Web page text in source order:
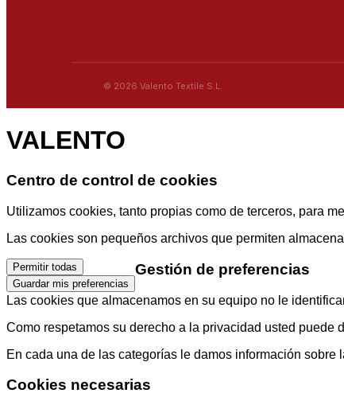
© 2026 Valento Textile S.L.
VALENTO
Centro de control de cookies
Utilizamos cookies, tanto propias como de terceros, para
Las cookies son pequeños archivos que permiten
Permitir todas
Guardar mis preferencias
Gestión de preferencias
Las cookies que almacenamos en su equipo no le
Como respetamos su derecho a la privacidad usted
En cada una de las categorías le damos información
Cookies necesarias